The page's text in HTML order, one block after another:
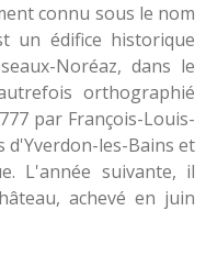
connu sous le nom
un édifice historique
Noréaz, dans le
orthographié
par François-Louis-
d'Yverdon-les-Bains et
L'année suivante, il
achevé en juin